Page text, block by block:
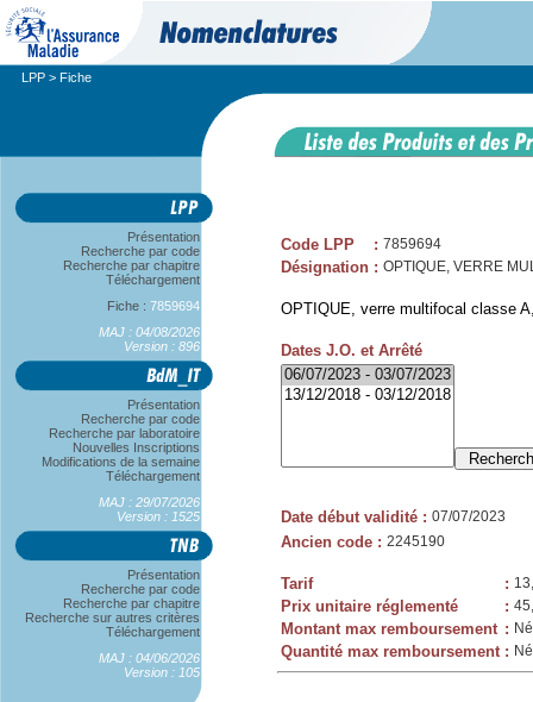
LPP > Fiche
Présentation
Recherche par code
Recherche par chapitre
Téléchargement
Fiche : 7859694
MAJ : 04/08/2026
Version : 896
Présentation
Recherche par code
Recherche par laboratoire
Nouvelles Inscriptions
Modifications de la semaine
Téléchargement
MAJ : 29/07/2026
Version : 1525
Présentation
Recherche par code
Recherche par chapitre
Recherche sur autres critères
Téléchargement
MAJ : 04/06/2026
Version : 105
Code LPP : 7859694
Désignation : OPTIQUE, VERRE
OPTIQUE, verre multifocal classe
Dates J.O. et Arrêté
Date début validité : 07/07/2023
Ancien code : 2245190
Tarif :
Prix unitaire réglementé :
Montant max remboursement :
Quantité max remboursement :